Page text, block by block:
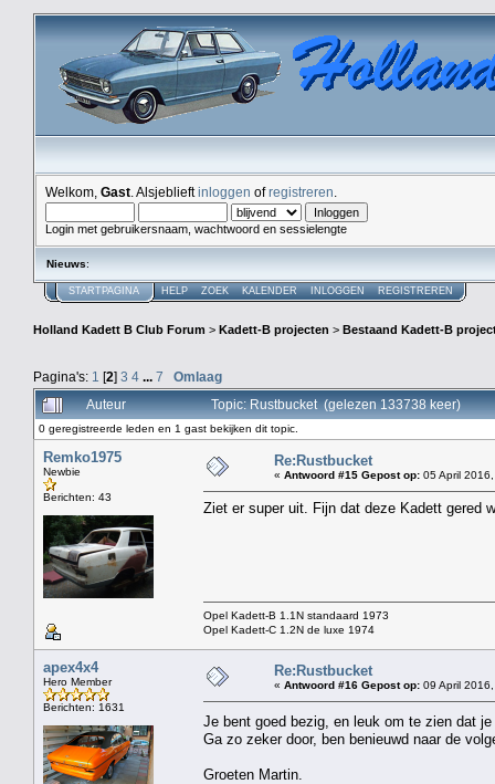
Welkom, Gast . Alsjeblieftinloggen ofregistreren
Login met gebruikersnaam, wachtwoord en sessielengte
Nieuws:
STARTPAGINA HELP ZOEK KALENDER INLOGGEN REGISTREREN
Holland Kadett B Club Forum > Kadett-B projecten > Bestaand Kadett-B
Pagina's: 1 [2] 3 4 ... 7
Omlaag
Auteur
Topic: Rustbucket (gelezen 133738 keer)
0 geregistreerde leden en 1 gast bekijken dit topic.
Remko1975
Newbie
Berichten: 43
Re:Rustbucket
« Antwoord #15 Gepost op: 05 April
Ziet er super uit. Fijn dat deze Kadett gered
Opel Kadett-B 1.1N standaard 1973
Opel Kadett-C 1.2N de luxe 1974
apex4x4
Hero Member
Berichten: 1631
Re:Rustbucket
« Antwoord #16 Gepost op: 09 April
Je bent goed bezig, en leuk om te zien dat
Ga zo zeker door, ben benieuwd naar de
Groeten Martin.